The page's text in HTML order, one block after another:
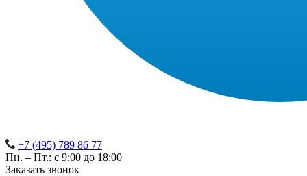
+7 (495) 789 86 77
Пн. – Пт.: с 9:00 до 18:00
Заказать звонок